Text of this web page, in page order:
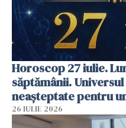
Horoscop 27 iulie.
săptămânii.
neașteptate pentru
26 IULIE 2026